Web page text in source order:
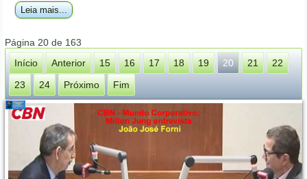
Leia mais...
Página 20 de 163
Início
Anterior 15 16 17 18 19 20 21
22
23
24 Próximo Fim